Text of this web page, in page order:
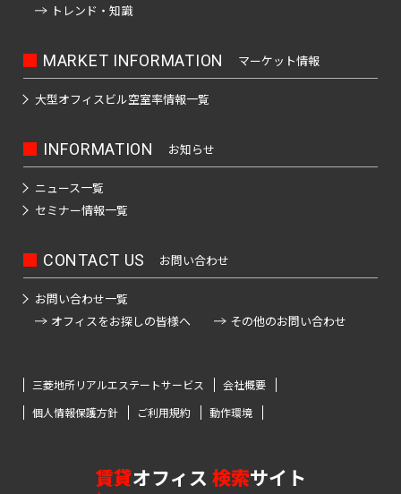
トレンド・知識
MARKET INFORMATION マーケット情報
大型オフィスビル空室率情報一覧
INFORMATION お知らせ
ニュース一覧
セミナー情報一覧
CONTACT US お問い合わせ
お問い合わせ一覧
オフィスをお探しの皆様へ
その他のお問い合わせ
三菱地所リアルエステートサービス
会社概要
個人情報保護方針
ご利用規約 動作環境
賃貸オフィス 検索サイト